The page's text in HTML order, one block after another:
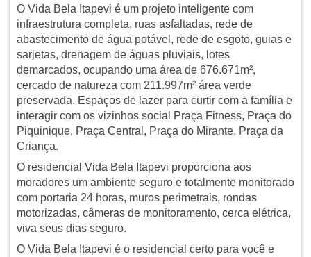
O Vida Bela Itapevi é um projeto inteligente com
infraestrutura completa, ruas asfaltadas, rede de
abastecimento de água potável, rede de esgoto, guias e
sarjetas, drenagem de águas pluviais, lotes
demarcados, ocupando uma área de 676.671m²,
cercado de natureza com 211.997m² área verde
preservada. Espaços de lazer para curtir com a família e
interagir com os vizinhos social Praça Fitness, Praça do
Piquinique, Praça Central, Praça do Mirante, Praça da
Criança.
O residencial Vida Bela Itapevi proporciona aos
moradores um ambiente seguro e totalmente monitorado
com portaria 24 horas, muros perimetrais, rondas
motorizadas, câmeras de monitoramento, cerca elétrica,
viva seus dias seguro.
O Vida Bela Itapevi é o residencial certo para você e